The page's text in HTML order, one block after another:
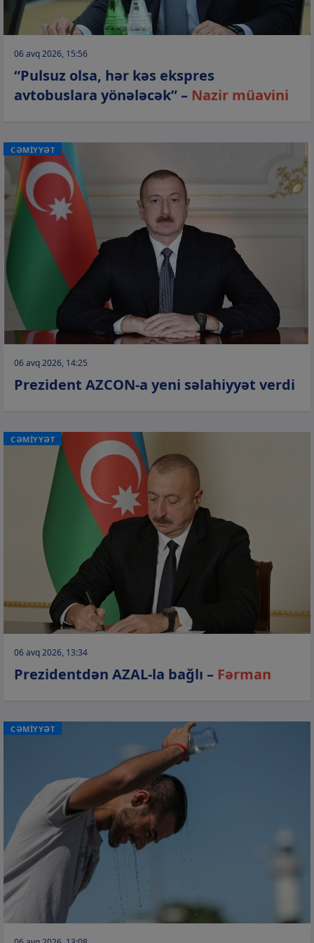
06 avq 2026, 15:56
“Pulsuz olsa, hər kəs ekspres
avtobuslara yönələcək” – Nazir müavini
CƏMİYYƏT
06 avq 2026, 14:25
Prezident AZCON-a yeni səlahiyyət verdi
CƏMİYYƏT
06 avq 2026, 13:34
Prezidentdən AZAL-la bağlı – Fərman
CƏMİYYƏT